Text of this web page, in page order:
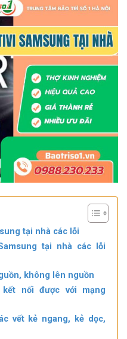
tại nhà các lỗi
tại nhà các lỗi
không lên nguồn
nối được với mạng
vết kẻ ngang, kẻ dọc,